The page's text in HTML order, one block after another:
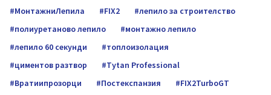
МонтажниЛепила
FIX2
лепило за строителство
полиуретаново лепило
монтажно лепило
лепило 60 секунди
топлоизолация
циментов разтвор
Tytan Professional
Вратиипрозорци
Постекспанзия FIX2TurboGT